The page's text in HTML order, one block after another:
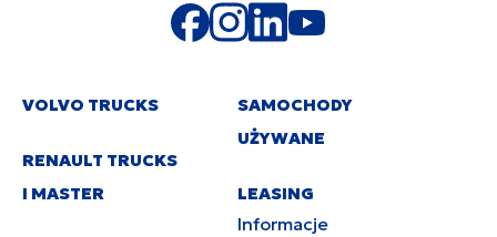
VOLVO TRUCKS
RENAULT TRUCKS
I MASTER
SAMOCHODY
UŻYWANE
LEASING
Informacje